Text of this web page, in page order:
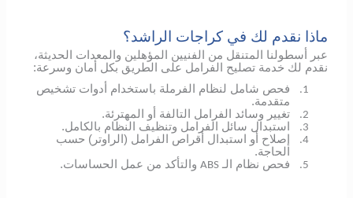
ماذا نقدم لك في كراجات الراشد؟
عبر أسطولنا المتنقل من الفنيين المؤهلين والمعدات الحديثة،
نقدم لك خدمة تصليح الفرامل على الطريق بكل أمان وسرعة:
1.
فحص شامل لنظام الفرملة باستخدام أدوات تشخيص
متقدمة.
2. تغيير وسائد الفرامل التالفة أو المهترئة.
3. استبدال سائل الفرامل وتنظيف النظام بالكامل.
4.
إصلاح أو استبدال أقراص الفرامل (الراوتر) حسب
الحاجة.
5. فحص نظام الـABS والتأكد من عمل الحساسات.